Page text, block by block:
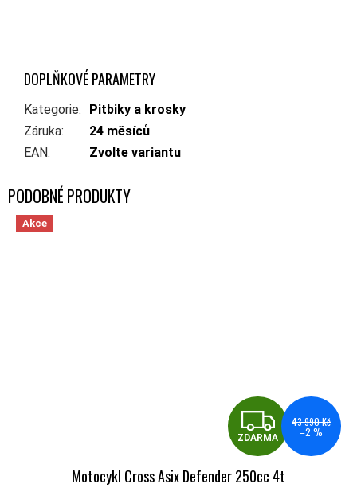
DOPLŇKOVÉ PARAMETRY
Kategorie:
Pitbiky a krosky
Záruka:
24 měsíců
EAN: Zvolte variantu
Akce
ZDARMA
43 990 Kč
–2 %
Motocykl Cross Asix Defender 250cc 4t